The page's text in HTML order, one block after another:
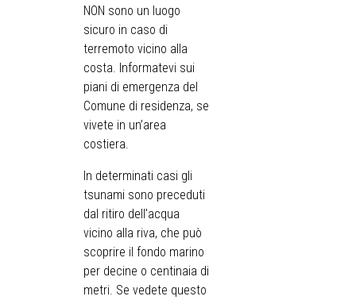
NON sono un luogo
sicuro in caso di
terremoto vicino alla
costa. Informatevi sui
piani di emergenza del
Comune di residenza, se
vivete in un’area
costiera.
In determinati casi gli
tsunami sono preceduti
dal ritiro dell'acqua
vicino alla riva, che può
scoprire il fondo marino
per decine o centinaia di
metri. Se vedete questo